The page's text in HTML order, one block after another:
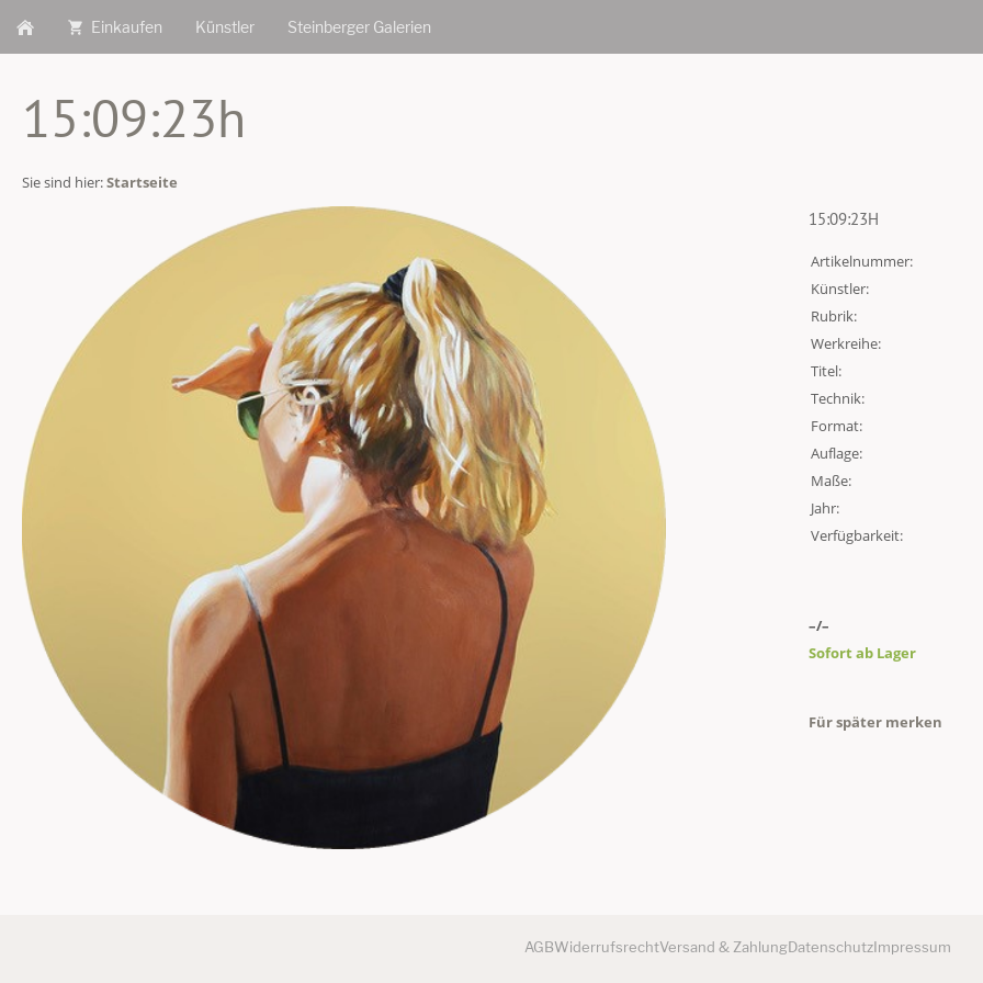
Einkaufen Künstler Steinberger Galerien
15:09:23h
Sie sind hier:Startseite
15:09:23H
Artikelnummer:
Künstler:
Rubrik:
Werkreihe:
Titel:
Technik:
Format:
Auflage:
Maße:
Jahr:
Verfügbarkeit:
–/–
Sofort ab Lager
Für später merken
AGBWiderrufsrechtVersand & ZahlungDatenschutzImpressum